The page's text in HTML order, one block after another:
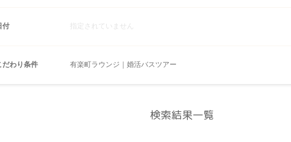
付 指定されていません
だわり条件 有楽町ラウンジ｜婚活バスツアー
検索結果一覧